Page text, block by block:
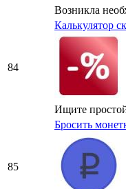
Возникла
84
Калькулятор
Ищите
85
Бросить